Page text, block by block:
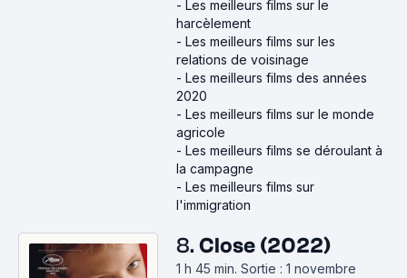
- Les meilleurs films sur le
harcèlement
- Les meilleurs films sur les
relations de voisinage
- Les meilleurs films des années
2020
- Les meilleurs films sur le monde
agricole
- Les meilleurs films se déroulant à
la campagne
- Les meilleurs films sur
l'immigration
8. Close (2022)
1 h 45 min. Sortie : 1 novembre